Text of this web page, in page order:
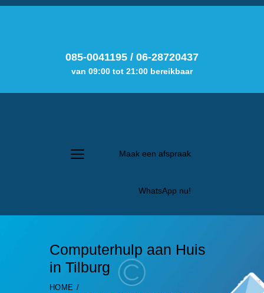
085-0041195 / 06-28720437
van 09:00 tot 21:00 bereikbaar
Maak een afspraak
WhatsApp nu!
Computerhulp aan Huis
in Tilburg
HOME